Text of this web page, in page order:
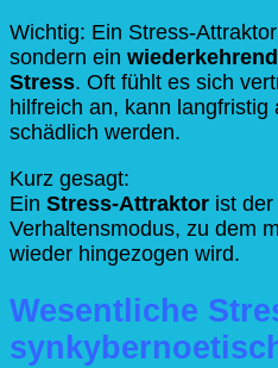
Wichtig: Ein Stress-
sondern ein
Stress. Oft fühlt es sich
hilfreich an, kann langfristig
schädlich werden.
Kurz gesagt:
Ein Stress-Attraktor ist
Verhaltensmodus, zu dem
wieder hingezogen wird.
Wesentliche